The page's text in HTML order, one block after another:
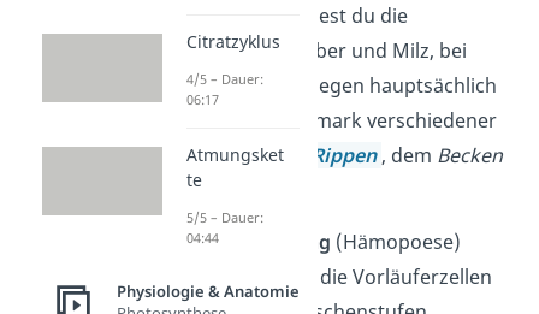
Ungeborenen findest du die
Stammzellen in Leber und Milz, bei
Erwachsenen hingegen hauptsächlich
im roten Knochenmark verschiedener
Knochenwie den Rippen , dem Becken
und den
Bei der Blutbildung (Hämopoese)
spezialisieren sich die Vorläuferzellen
Citratzyklus
4/5 – Dauer:
06:17
Atmungsket
te
5/5 – Dauer:
04:44
Physiologie & Anatomie